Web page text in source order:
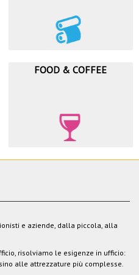
FOOD & COFFEE
e aziende, dalla piccola, alla
risolviamo le esigenze in ufficio:
alle attrezzature più complesse.